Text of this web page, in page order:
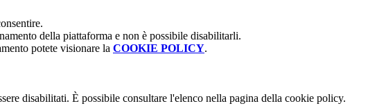
della piattaforma e non è possibile disabilitarli.
potete visionare la COOKIE POLICY.
disabilitati. È possibile consultare l'elenco nella pagina della cookie policy.